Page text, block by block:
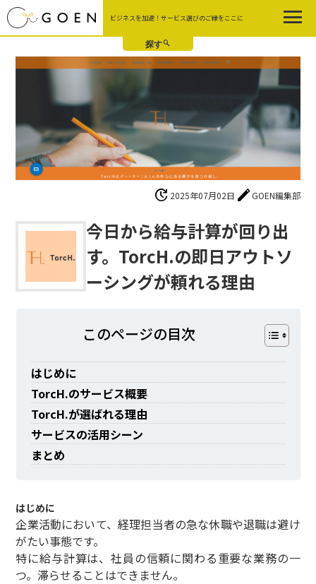
Skip
to
the
content
ビジネスを加速！サービス選びのご縁をここに
update 2025年07月02日 editGOEN編集部
今日から給与計算が回り出
す。TorcH.の即日アウトソ
ーシングが頼れる理由
このページの⽬次
はじめに
TorcH.のサービス概要
TorcH.が選ばれる理由
サービスの活用シーン
まとめ
はじめに
企業活動において、経理担当者の急な休職や退職は避け
がたい事態です。
特に給与計算は、社員の信頼に関わる重要な業務の一
つ。滞らせることはできません。